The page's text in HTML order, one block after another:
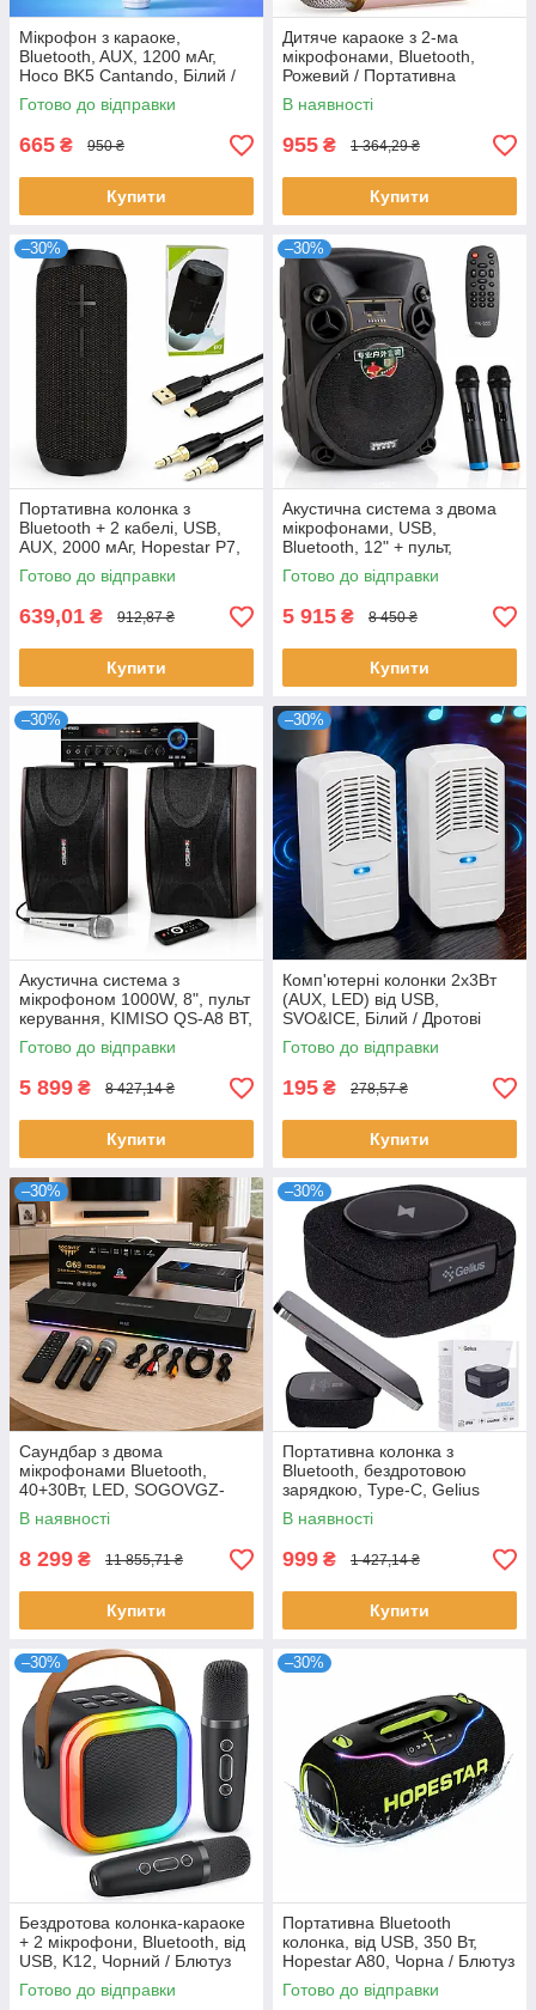
Мікрофон з караоке,
Bluetooth, AUX, 1200 мАг,
Hoco BK5 Cantando, Білий /
Портативна колонка /
Мікрофон-колонка
Готово до відправки
665 ₴ 950 ₴
Купити
Дитяче караоке з 2-ма
мікрофонами, Bluetooth,
Рожевий / Портативна
колонка-караоке / Bluetooth
колонка з мікрофоном
В наявності
955 ₴ 1 364,29 ₴
Купити
–30%
Портативна колонка з
Bluetooth + 2 кабелі, USB,
AUX, 2000 мАг, Hopestar P7,
Чорний / Портативна
акустика / Блютуз колонка
Готово до відправки
639,01 ₴ 912,87 ₴
Купити
–30%
Акустична система з двома
мікрофонами, USB,
Bluetooth, 12" + пульт,
TEMEISHENG SL12-14,
Чорний / Портативна
Готово до відправки
5 915 ₴ 8 450 ₴
Купити
–30%
Акустична система з
мікрофоном 1000W, 8", пульт
керування, KIMISO QS-A8 BT,
Чорний / Караоке-система /
Колонки з караоке
Готово до відправки
5 899 ₴ 8 427,14 ₴
Купити
–30%
Комп'ютерні колонки 2х3Вт
(AUX, LED) від USB,
SVO&ICE, Білий / Дротові
колонки для комп'ютера /
Настільні стерео колонки для
Готово до відправки
195 ₴ 278,57 ₴
Купити
–30%
Саундбар з двома
мікрофонами Bluetooth,
40+30Вт, LED, SOGOVGZ-
G69, Чорний / Акустична
система для телевізора з
В наявності
8 299 ₴ 11 855,71 ₴
Купити
–30%
Портативна колонка з
Bluetooth, бездротовою
зарядкою, Type-C, Gelius
AirBeat GP-BS550 /
Бездротова Bluetooth колонка
В наявності
999 ₴ 1 427,14 ₴
Купити
–30%
Бездротова колонка-караоке
+ 2 мікрофони, Bluetooth, від
USB, K12, Чорний / Блютуз
колонка з підсвіткою /
Портативна колонка
Готово до відправки
–30%
Портативна Bluetooth
колонка, від USB, 350 Вт,
Hopestar A80, Чорна / Блютуз
колонка / Безпровідна
колонка
Готово до відправки